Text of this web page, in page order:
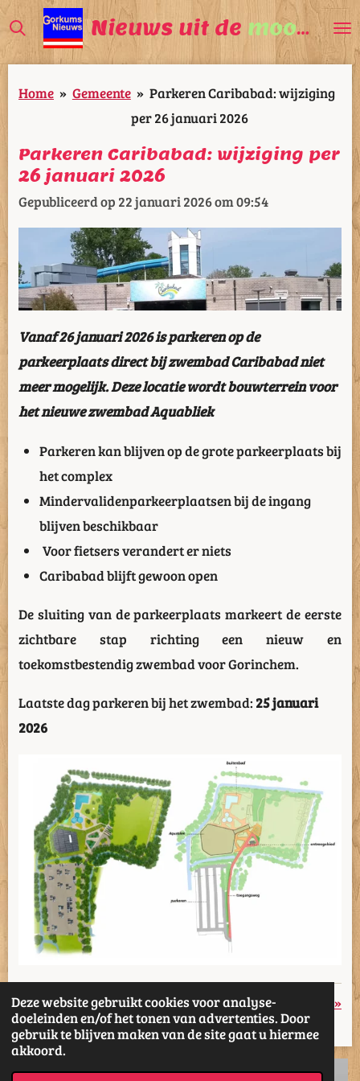
Deze website gebruikt cookies voor analyse-
doeleinden en/of het tonen van advertenties. Door
gebruik te blijven maken van de site gaat u hiermee
akkoord.
Ga
direct
naar
de
Nieuws uit de mooiste
Home » Gemeente » Parkeren Caribabad: wijziging
per 26 januari 2026
Parkeren Caribabad: wijziging per
26 januari 2026
Gepubliceerd op 22 januari 2026 om 09:54
Vanaf 26 januari 2026 is parkeren op de
parkeerplaats direct bij zwembad Caribabad niet
meer mogelijk. Deze locatie wordt bouwterrein voor
het nieuwe zwembad Aquabliek
Parkeren kan blijven op de grote parkeerplaats bij
het complex
Mindervalidenparkeerplaatsen bij de ingang
blijven beschikbaar
Voor fietsers verandert er niets
Caribabad blijft gewoon open
De sluiting van de parkeerplaats markeert de eerste
zichtbare stap richting een nieuw en
toekomstbestendig zwembad voor Gorinchem.
Laatste dag parkeren bij het zwembad: 25 januari
2026
«Vorige »
D
e
D
e
S
D